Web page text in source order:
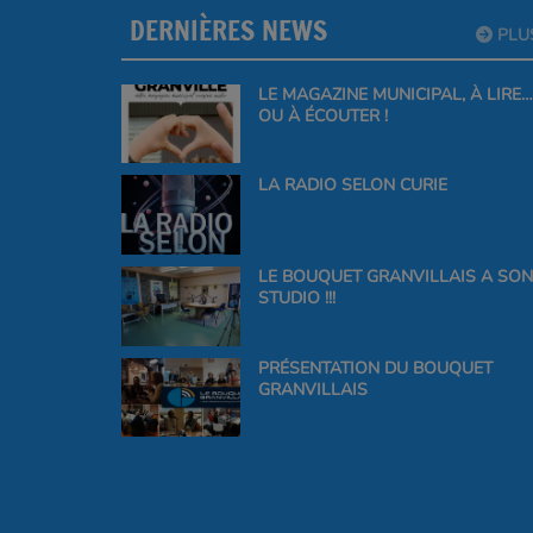
DERNIÈRES NEWS
LE MAGAZINE MUNICIPAL, À LIRE…
OU À ÉCOUTER !
LA RADIO SELON CURIE
LE BOUQUET GRANVILLAIS A SON
STUDIO !!!
PRÉSENTATION DU BOUQUET
GRANVILLAIS